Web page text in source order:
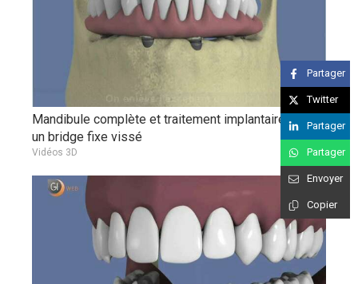
Mandibule complète et traitement implantaire pour
un bridge fixe vissé
Vidéos 3D
Partager
Twitter
Partager
Partager
Envoyer
Copier